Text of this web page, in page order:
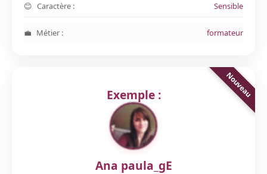
Caractère : Sensible
Métier : formateur
Exemple :
Ana paula_gE